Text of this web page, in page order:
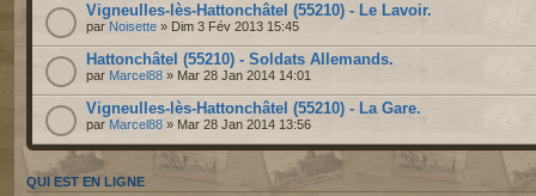
Vigneulles-lès-Hattonchâtel (55210) - Le Lavoir.
par Noisette » Dim 3 Fév 2013 15:45
Hattonchâtel (55210) - Soldats Allemands.
par Marcel88 » Mar 28 Jan 2014 14:01
Vigneulles-lès-Hattonchâtel (55210) - La Gare.
par Marcel88 » Mar 28 Jan 2014 13:56
QUI EST EN LIGNE